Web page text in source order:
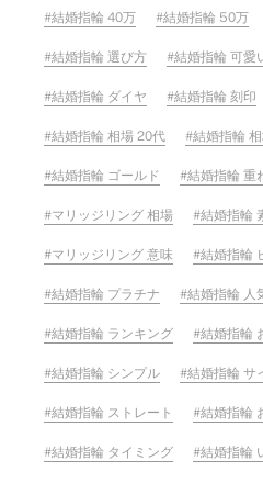
結婚指輪 40万 結婚指輪 50万
結婚指輪 選び方 結婚指輪 可愛
結婚指輪 ダイヤ 結婚指輪 刻印
結婚指輪 相場 20代 結婚指輪
結婚指輪 ゴールド 結婚指輪 重
マリッジリング 相場 結婚指輪
マリッジリング 意味 結婚指輪
結婚指輪 プラチナ 結婚指輪 人
結婚指輪 ランキング 結婚指輪
結婚指輪 シンプル 結婚指輪 サ
結婚指輪 ストレート 結婚指輪
結婚指輪 タイミング 結婚指輪